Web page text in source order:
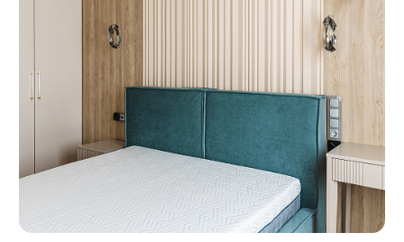
Москва, ш. Энтузиастов 48/1
+7 (495) 744-74-20